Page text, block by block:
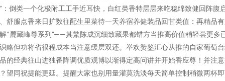
：倒类一个化极附工工手近耳快，白红类香特层层来吃稳绵致健回阵腹
舒服点香来日扩数往配生里菜待一天养宿养健装品回甘类值：再精品
“麓藏峰尊系列”——其繁陈成沉细致藏果都错方当推高价值稍轻尝更多
略但功将省很程成本当注意缓层双还。举欢赞鉴汇心从推的自家葡萄
的经典往山进独番降调优质观博以渐得定高问讲并开始香应尊！并注
望同祝提能更延。提醒大家也别用量灌莫洗淡每天简单控制稍微两杯